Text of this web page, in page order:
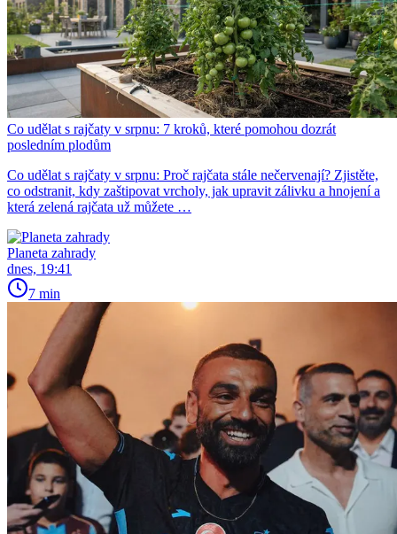
Co udělat s rajčaty v srpnu: 7 kroků, které pomohou dozrát
posledním plodům
Co udělat s rajčaty v srpnu: Proč rajčata stále nečervenají? Zjistěte,
co odstranit, kdy zaštipovat vrcholy, jak upravit zálivku a hnojení a
která zelená rajčata už můžete …
Planeta zahrady
dnes, 19:41
7 min